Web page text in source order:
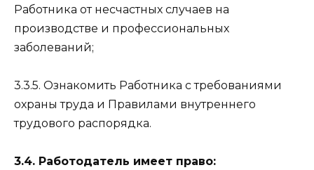
Работника от несчастных случаев на
производстве и профессиональных
заболеваний;
3.3.5. Ознакомить Работника с требованиями
охраны труда и Правилами внутреннего
трудового распорядка.
3.4. Работодатель имеет право: